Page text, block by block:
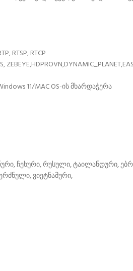
RTSP, RTCP
11/MAC OS-ის მხარდაჭერა
ჩეხური, რუსული,
ვიეტნამური,